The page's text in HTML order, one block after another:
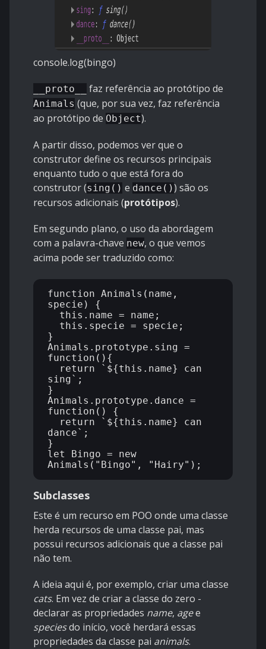
console.log(bingo)
__proto__ faz referência ao protótipo de
Animals (que, por sua vez, faz referência
ao protótipo de Object).
A partir disso, podemos ver que o
construtor define os recursos principais
enquanto tudo o que está fora do
construtor (sing() e dance()) são os
recursos adicionais (protótipos).
Em segundo plano, o uso da abordagem
com a palavra-chave new, o que vemos
acima pode ser traduzido como:
function Animals(name,
specie) {
}
Animals.prototype.sing =
function(){
sing`;
}
Animals.prototype.dance =
function() {
dance`;
}
let Bingo = new
Subclasses
Este é um recurso em POO onde uma classe
herda recursos de uma classe pai, mas
possui recursos adicionais que a classe pai
não tem.
A ideia aqui é, por exemplo, criar uma classe
cats. Em vez de criar a classe do zero -
declarar as propriedades name, agee
speciesdo início, você herdará essas
propriedades da classe pai animals.